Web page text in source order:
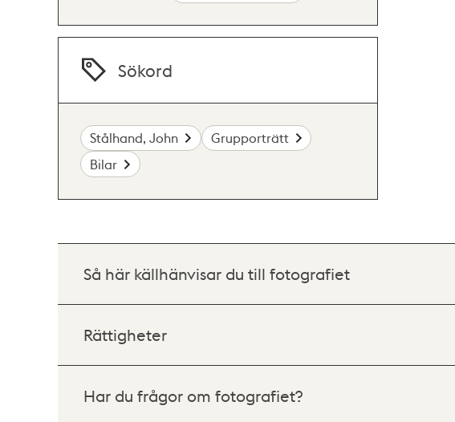
Sökord
Stålhand, John
Grupporträtt
Bilar
Så här källhänvisar du till fotografiet
Rättigheter
Har du frågor om fotografiet?